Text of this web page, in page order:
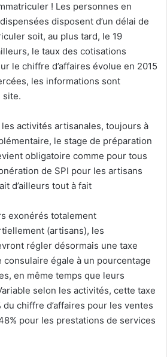
! Les personnes en
disposent d’un délai de
soit, au plus tard, le 19
le taux des cotisations
le chiffre d’affaires évolue en 2015
les informations sont
site.
activités artisanales, toujours à
le stage de préparation
obligatoire comme pour tous
de SPI pour les artisans
d’ailleurs tout à fait
exonérés totalement
(artisans), les
régler désormais une taxe
consulaire égale à un pourcentage
en même temps que leurs
selon les activités, cette taxe
chiffre d’affaires pour les ventes
pour les prestations de services